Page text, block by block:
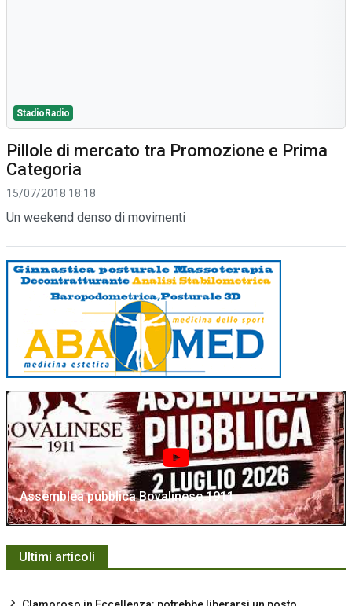
StadioRadio
Pillole di mercato tra Promozione e Prima
Categoria
15/07/2018 18:18
Un weekend denso di movimenti
Assemblea pubblica Bovalinese 1911
Ultimi articoli